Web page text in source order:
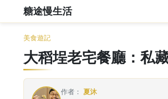
糖途慢生活
美食遊記
大稻埕老宅餐廳：私
作者： 夏沐